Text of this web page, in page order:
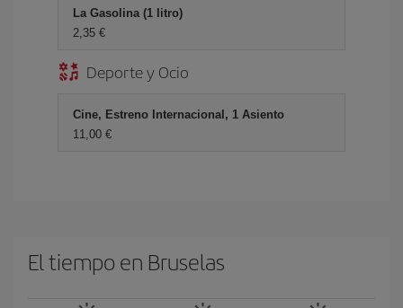
La Gasolina (1 litro)
2,35 €
Deporte y Ocio
Cine, Estreno Internacional, 1 Asiento
11,00 €
El tiempo en Bruselas